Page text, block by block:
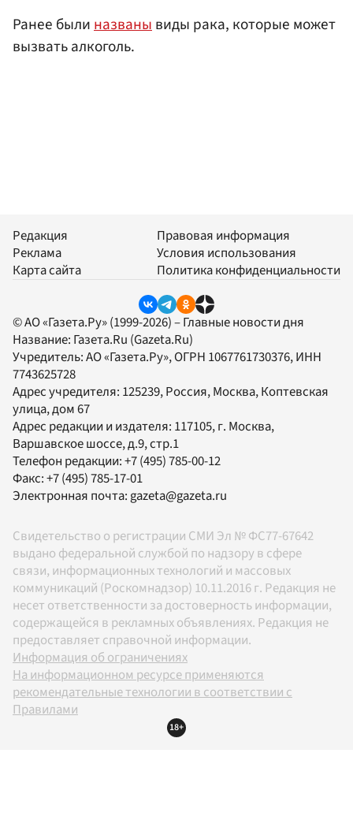
Ранее былиназванывиды рака, которые может
вызвать алкоголь.
Редакция
Реклама
Карта сайта
Правовая информация
Условия использования
Политика конфиденциальности
© АО «Газета.Ру» (1999-2026) – Главные новости дня
Название: Газета.Ru (Gazeta.Ru)
Учредитель:АО «Газета.Ру», ОГРН 1067761730376, ИНН
7743625728
Адрес учредителя: 125239, Россия, Москва, Коптевская
улица, дом 67
Адрес редакции и издателя: 117105, г. Москва,
Варшавское шоссе, д.9, стр.1
Телефон редакции:+7 (495) 785-00-12
Факс:+7 (495) 785-17-01
Электронная почта: gazeta@gazeta.ru
Свидетельство о регистрации СМИ Эл № ФС77-67642
выдано федеральной службой по надзору в сфере
связи, информационных технологий и массовых
коммуникаций (Роскомнадзор) 10.11.2016 г. Редакция не
несет ответственности за достоверность информации,
содержащейся в рекламных объявлениях. Редакция не
предоставляет справочной информации.
Информация об ограничениях
На информационном ресурсе применяются
рекомендательные технологии в соответствии с
Правилами
18+